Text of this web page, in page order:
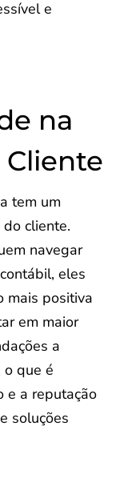
e
na
Cliente
tem um
cliente.
navegar
eles
mais positiva
em maior
a
o que é
e a reputação
soluções